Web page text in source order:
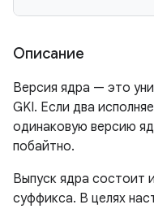
Описание
Версия ядра — это
GKI. Если два
одинаковую версию
побайтно.
Выпуск ядра состоит
суффикса. В целях